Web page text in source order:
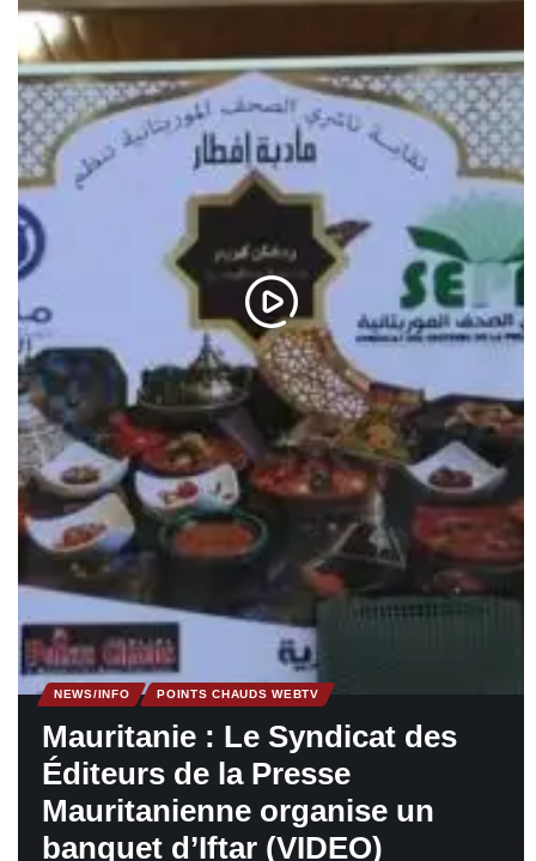
NEWS/INFO POINTS CHAUDS WEBTV
Mauritanie : Le Syndicat des
Éditeurs de la Presse
Mauritanienne organise un
banquet d’Iftar (VIDEO)